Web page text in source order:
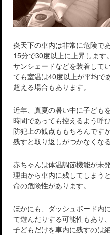
炎天下の車内は非常に危険で
15分で30度以上に上昇します。
サンシェードなどを装着して
ても室温は40度以上が平均で
超える場合もあります。
近年、真夏の暑い中に子ども
時間であっても控えるよう呼
防犯上の観点ももちろんです
残すと取り返しがつかなくな
赤ちゃんは体温調節機能が未
理由から車内に残してしまう
命の危険性があります。
ほかにも、ダッシュボード内
て遊んだりする可能性もあり
子どもだけを車内に残すのは